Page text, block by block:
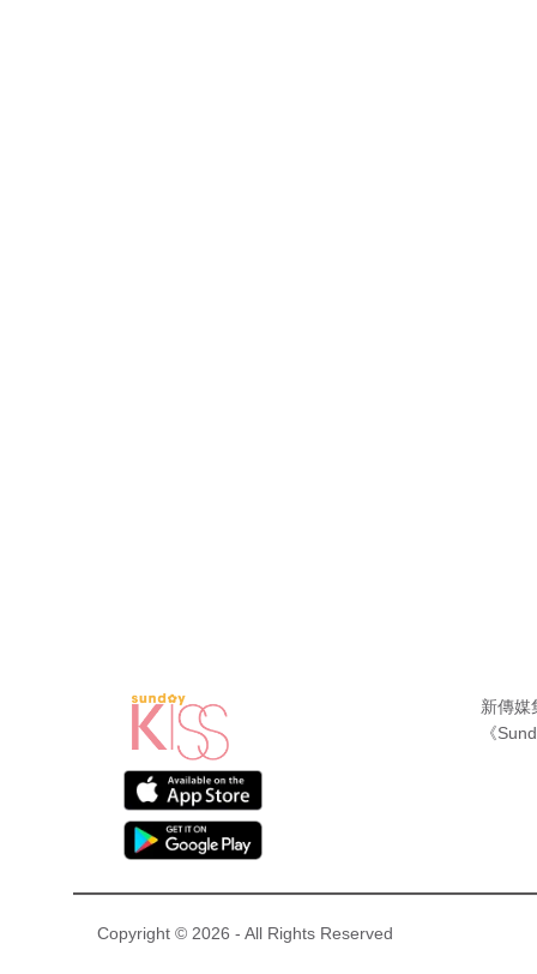
新傳媒
《
Copyright © 2026 - All Rights Reserved